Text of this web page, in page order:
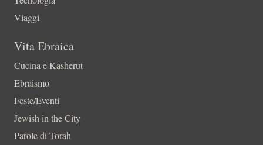
Viaggi
Vita Ebraica
Cucina e Kasherut
Ebraismo
Feste/Eventi
Jewish in the City
Parole di Torah